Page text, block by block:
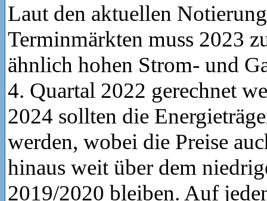
Laut den aktuellen
Terminmärkten muss 2023
ähnlich hohen Strom- und
4. Quartal 2022 gerechnet
2024 sollten die
werden, wobei die Preise
hinaus weit über dem
2019/2020 bleiben. Auf